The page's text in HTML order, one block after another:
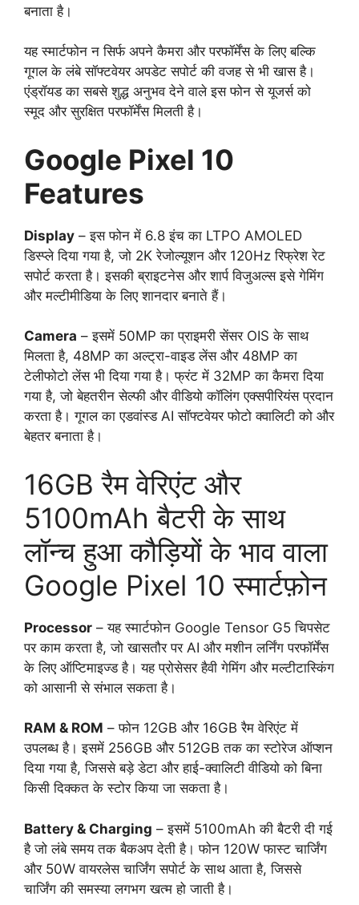
बनाता है।
यह स्मार्टफोन न सिर्फ अपने कैमरा और परफॉर्मेंस के लिए बल्कि
गूगल के लंबे सॉफ्टवेयर अपडेट सपोर्ट की वजह से भी खास है।
एंड्रॉयड का सबसे शुद्ध अनुभव देने वाले इस फोन से यूजर्स को
स्मूद और सुरक्षित परफॉर्मेंस मिलती है।
Google Pixel 10
Features
Display – इस फोन में 6.8 इंच का LTPO AMOLED
डिस्प्ले दिया गया है, जो 2K रेजोल्यूशन और 120Hz रिफ्रेश रेट
सपोर्ट करता है। इसकी ब्राइटनेस और शार्प विजुअल्स इसे गेमिंग
और मल्टीमीडिया के लिए शानदार बनाते हैं।
Camera – इसमें 50MP का प्राइमरी सेंसर OIS के साथ
मिलता है, 48MP का अल्ट्रा-वाइड लेंस और 48MP का
टेलीफोटो लेंस भी दिया गया है। फ्रंट में 32MP का कैमरा दिया
गया है, जो बेहतरीन सेल्फी और वीडियो कॉलिंग एक्सपीरियंस प्रदान
करता है। गूगल का एडवांस्ड AI सॉफ्टवेयर फोटो क्वालिटी को और
बेहतर बनाता है।
16GB रैम वेरिएंट और
5100mAh बैटरी के साथ
लॉन्च हुआ कौड़ियों के भाव वाला
Google Pixel 10 स्मार्टफ़ोन
Processor – यह स्मार्टफोन Google Tensor G5 चिपसेट
पर काम करता है, जो खासतौर पर AI और मशीन लर्निंग परफॉर्मेंस
के लिए ऑप्टिमाइज्ड है। यह प्रोसेसर हैवी गेमिंग और मल्टीटास्किंग
को आसानी से संभाल सकता है।
RAM & ROM – फोन 12GB और 16GB रैम वेरिएंट में
उपलब्ध है। इसमें 256GB और 512GB तक का स्टोरेज ऑप्शन
दिया गया है, जिससे बड़े डेटा और हाई-क्वालिटी वीडियो को बिना
किसी दिक्कत के स्टोर किया जा सकता है।
Battery & Charging – इसमें 5100mAh की बैटरी दी गई
है जो लंबे समय तक बैकअप देती है। फोन 120W फास्ट चार्जिंग
और 50W वायरलेस चार्जिंग सपोर्ट के साथ आता है, जिससे
चार्जिंग की समस्या लगभग खत्म हो जाती है।